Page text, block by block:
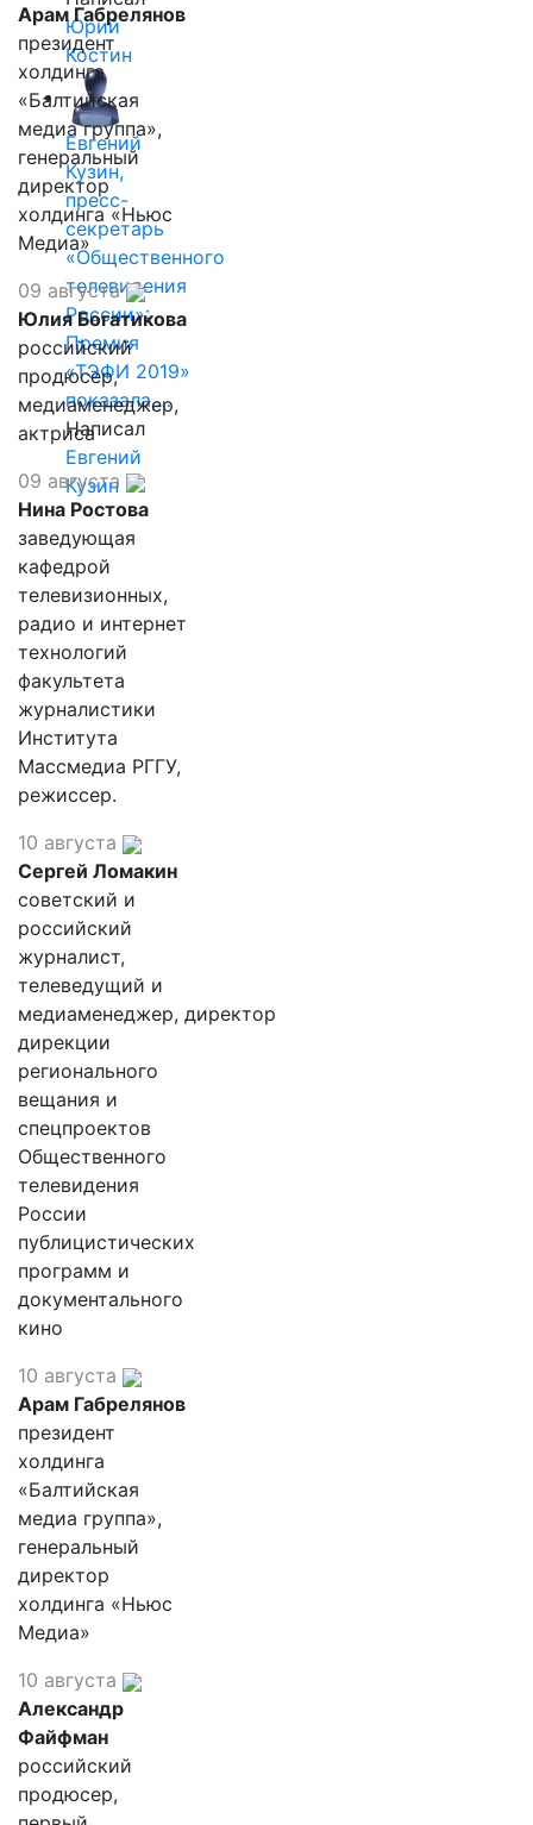
Юрий
Костин
Евгений
Кузин,
пресс-
секретарь
«Общественного
телевидения
России»:
Премия
«ТЭФИ 2019»
показала,…
Написал
Евгений
Кузин
Арам Габрелянов
президент
холдинга
«Балтийская
медиа группа»,
генеральный
директор
холдинга «Ньюс
Медиа»
09 августа
Юлия Богатикова
российский
продюсер,
медиаменеджер,
актриса
09 августа
Нина Ростова
заведующая
кафедрой
телевизионных,
радио и интернет
технологий
факультета
журналистики
Института
Массмедиа РГГУ,
режиссер.
10 августа
Сергей Ломакин
советский и
российский
журналист,
телеведущий и
медиаменеджер, директор
дирекции
регионального
вещания и
спецпроектов
Общественного
телевидения
России
публицистических
программ и
документального
кино
10 августа
Арам Габрелянов
президент
холдинга
«Балтийская
медиа группа»,
генеральный
директор
холдинга «Ньюс
Медиа»
10 августа
Александр
Файфман
российский
продюсер,